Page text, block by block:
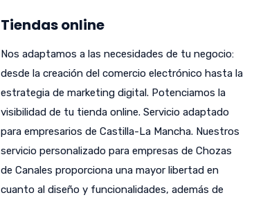
Tiendas online
Nos adaptamos a las necesidades de tu negocio:
desde la creación del comercio electrónico hasta la
estrategia de marketing digital. Potenciamos la
visibilidad de tu tienda online. Servicio adaptado
para empresarios de Castilla-La Mancha. Nuestros
servicio personalizado para empresas de Chozas
de Canales proporciona una mayor libertad en
cuanto al diseño y funcionalidades, además de